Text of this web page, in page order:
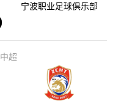
宁波职业足球俱乐部
中超